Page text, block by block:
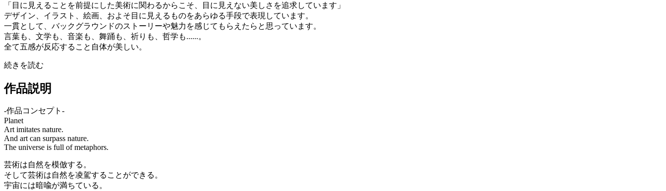
「目に見えることを前提にした美術に関わるからこそ、目に見えない美しさを追求しています」
デザイン、イラスト、絵画、およそ目に見えるものをあらゆる手段で表現しています。
一貫として、バックグラウンドのストーリーや魅力を感じてもらえたらと思っています。
言葉も、文学も、音楽も、舞踊も、祈りも、哲学も......。
全て五感が反応すること自体が美しい。
続きを読む
作品説明
-作品コンセプト-
Planet
Art imitates nature.
And art can surpass nature.
The universe is full of metaphors.
芸術は自然を模倣する。
そして芸術は自然を凌駕することができる。
宇宙には暗喩が満ちている。